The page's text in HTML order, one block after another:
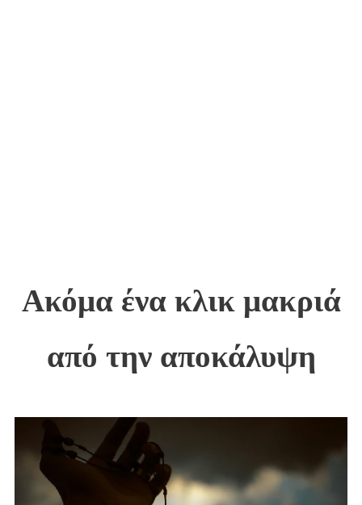
Ακόμα ένα κλικ μακριά
από την αποκάλυψη